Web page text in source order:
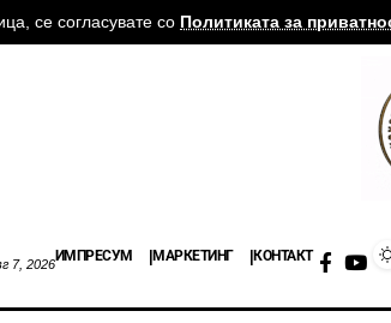
се согласувате со Политиката за
7, 2026ИМПРЕСУМ МАРКЕТИНГ КОНТАКТ